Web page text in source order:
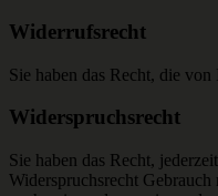
Widerrufsrecht
Sie haben das Recht, die
Widerspruchsrecht
Sie haben das Recht,
Widerspruchsrecht